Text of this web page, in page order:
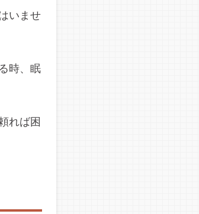
いませ
時、眠
れば困